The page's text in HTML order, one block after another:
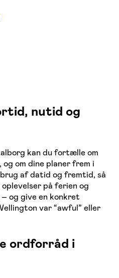
nutid og
kan du fortælle om
om dine planer frem i
af datid og fremtid, så
på ferien og
og give en konkret
var “awful” eller
ordforråd i